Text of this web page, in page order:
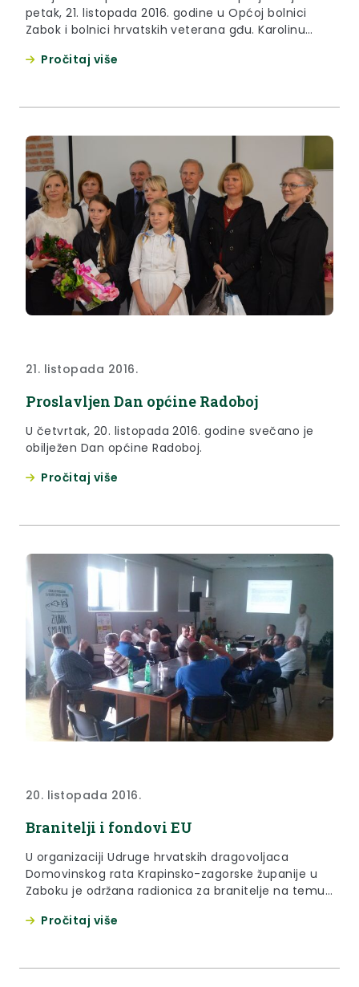
petak, 21. listopada 2016. godine u Općoj bolnici
Zabok i bolnici hrvatskih veterana gđu. Karolinu
peti puta.
Pročitaj više
21. listopada 2016.
Proslavljen Dan općine Radoboj
U četvrtak, 20. listopada 2016. godine svečano je
obilježen Dan općine Radoboj.
Pročitaj više
20. listopada 2016.
Branitelji i fondovi EU
U organizaciji Udruge hrvatskih dragovoljaca
Domovinskog rata Krapinsko-zagorske županije u
Zaboku je održana radionica za branitelje na temu
Pročitaj više